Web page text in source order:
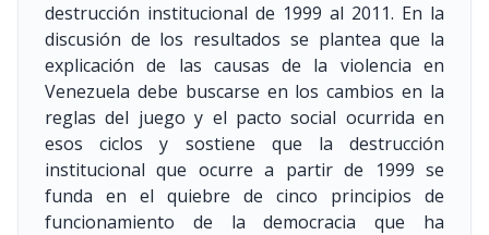
destrucción institucional de 1999 al 2011. En la
discusión de los resultados se plantea que la
explicación de las causas de la violencia en
Venezuela debe buscarse en los cambios en la
reglas del juego y el pacto social ocurrida en
esos ciclos y sostiene que la destrucción
institucional que ocurre a partir de 1999 se
funda en el quiebre de cinco principios de
funcionamiento de la democracia que ha